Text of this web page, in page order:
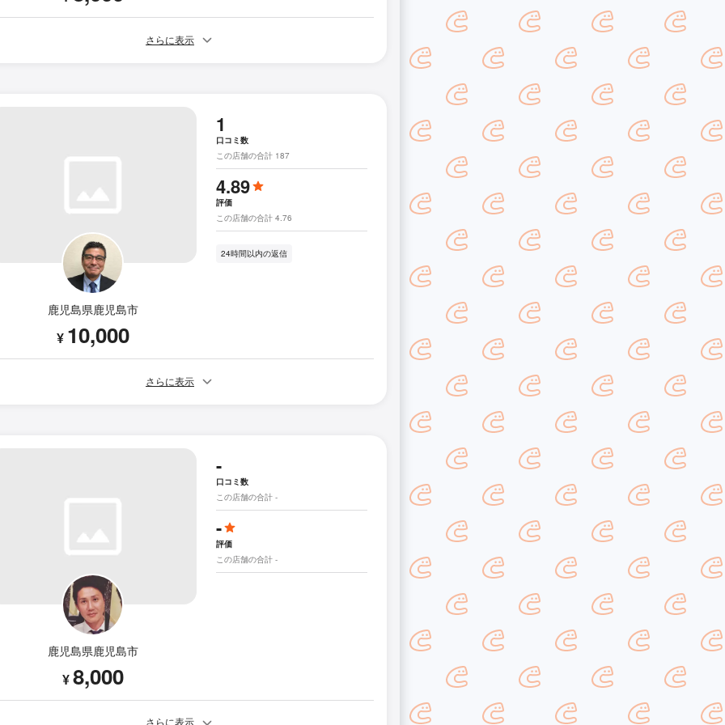
さらに表示
鹿児島県鹿児島市
¥ 10,000
1
口コミ数
この店舗の合計 187
4.89
評価
この店舗の合計 4.76
24時間以内の返信
さらに表示
鹿児島県鹿児島市
¥8,000
-
口コミ数
この店舗の合計 -
-
評価
この店舗の合計 -